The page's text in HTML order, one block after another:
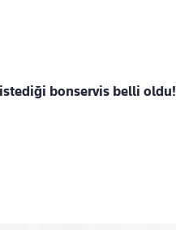
bonservis belli oldu!